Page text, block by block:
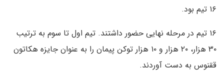
۱۶ تیم بود.
۱۶ تیم‌ در مرحله نهایی حضور داشتند. تیم اول تا سوم به ترتیب
۳۰ هزار، ‌۲۰ هزار و ۱۰ هزار توکن پیمان را به عنوان جایزه هکاتون
ققنوس به دست آوردند.